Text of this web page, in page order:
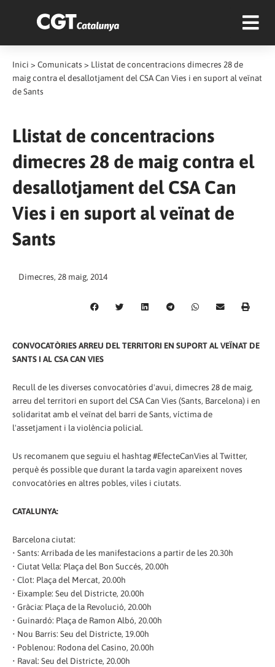
Inici > Comunicats > Llistat de concentracions dimecres 28 de
maig contra el desallotjament del CSA Can Vies i en suport al veïnat
de Sants
Llistat de concentracions
dimecres 28 de maig contra el
desallotjament del CSA Can
Vies i en suport al veïnat de
Sants
Dimecres, 28 maig, 2014
CONVOCATÒRIES ARREU DEL TERRITORI EN SUPORT AL VEÏNAT DE
SANTS I AL CSA CAN VIES
Recull de les diverses convocatòries d'avui, dimecres 28 de maig,
arreu del territori en suport del CSA Can Vies (Sants, Barcelona) i en
solidaritat amb el veïnat del barri de Sants, víctima de
l'assetjament i la violència policial.
Us recomanem que seguiu el hashtag #EfecteCanVies al Twitter,
perquè és possible que durant la tarda vagin apareixent noves
convocatòries en altres pobles, viles i ciutats.
CATALUNYA:
Barcelona ciutat:
• Sants: Arribada de les manifestacions a partir de les 20.30h
• Ciutat Vella: Plaça del Bon Succés, 20.00h
• Clot: Plaça del Mercat, 20.00h
• Eixample: Seu del Districte, 20.00h
• Gràcia: Plaça de la Revolució, 20.00h
• Guinardó: Plaça de Ramon Albó, 20.00h
• Nou Barris: Seu del Districte, 19.00h
• Poblenou: Rodona del Casino, 20.00h
• Raval: Seu del Districte, 20.00h